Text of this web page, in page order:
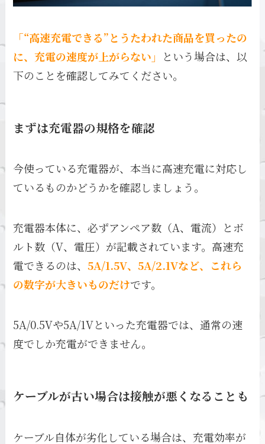
「“高速充電できる”とうたわれた商品を買ったの
に、充電の速度が上がらない」
という場合は、以
下のことを確認してみてください。
まずは充電器の規格を確認
今使っている充電器が、本当に高速充電に対応し
ているものかどうかを確認しましょう。
充電器本体に、必ずアンペア数（A、電流）とボ
ルト数（V、電圧）が記載されています。高速充
電できるのは、5A/1.5V、5A/2.1Vなど、これら
の数字が大きいものだけです。
5A/0.5Vや5A/1Vといった充電器では、通常の速
度でしか充電ができません。
ケーブルが古い場合は接触が悪くなることも
ケーブル自体が劣化している場合は、充電効率が